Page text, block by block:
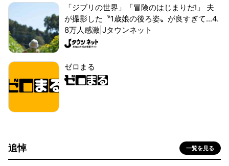
「ジブリの世界」「冒険のはじまりだ!」 夫
が撮影した〝1歳娘の後ろ姿〟が良すぎて...4.
8万人感激|Jタウンネット
ゼロまる
追悼 一覧を見る